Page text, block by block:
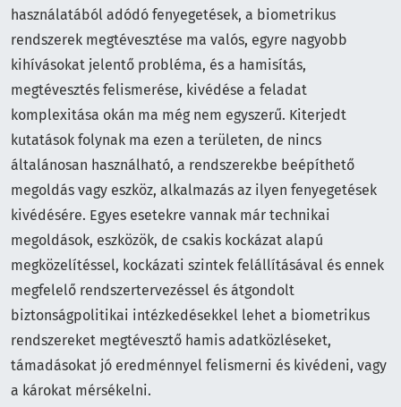
használatából adódó fenyegetések, a biometrikus
rendszerek megtévesztése ma valós, egyre nagyobb
kihívásokat jelentő probléma, és a hamisítás,
megtévesztés felismerése, kivédése a feladat
komplexitása okán ma még nem egyszerű. Kiterjedt
kutatások folynak ma ezen a területen, de nincs
általánosan használható, a rendszerekbe beépíthető
megoldás vagy eszköz, alkalmazás az ilyen fenyegetések
kivédésére. Egyes esetekre vannak már technikai
megoldások, eszközök, de csakis kockázat alapú
megközelítéssel, kockázati szintek felállításával és ennek
megfelelő rendszertervezéssel és átgondolt
biztonságpolitikai intézkedésekkel lehet a biometrikus
rendszereket megtévesztő hamis adatközléseket,
támadásokat jó eredménnyel felismerni és kivédeni, vagy
a károkat mérsékelni.